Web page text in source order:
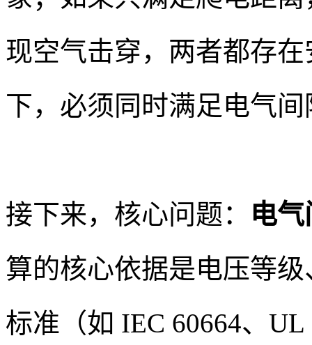
现空气击穿，两者都存
下，必须同时满足电气
接下来，核心问题：
电
算的核心依据是电压等
标准（如 IEC 60664、